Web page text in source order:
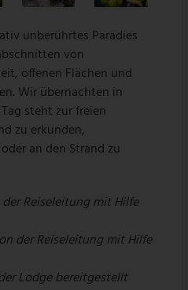
unberührtes Paradies
von
offenen Flächen und
Wir übernachten in
steht zur freien
zu erkunden,
an den Strand zu
Reiseleitung mit Hilfe
der Reiseleitung mit Hilfe
Lodge bereitgestellt